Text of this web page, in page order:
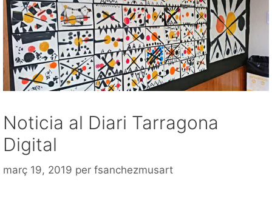
Noticia al Diari Tarragona
Digital
març 19, 2019 per fsanchezmusart